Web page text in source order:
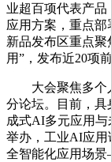
业超百项代表产
应用方案，重点部
新品发布区重点
用”，发布近20项
大会聚焦多个人
分论坛。目前，
成式AI多元应用
举办，工业AI应用
全智能化应用场